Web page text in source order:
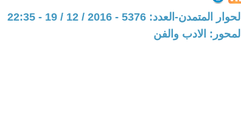
الحوار المتمدن-العدد: 5376 - 2016 / 12 / 19 - 22:35
المحور: الادب والفن